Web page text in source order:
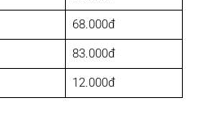
68.000đ
83.000đ
12.000đ